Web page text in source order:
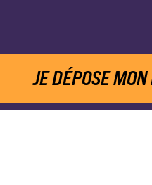
JE DÉPOSE MON